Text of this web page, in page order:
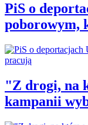
PiS o
poborowym,
"Z drogi, na
kampanii